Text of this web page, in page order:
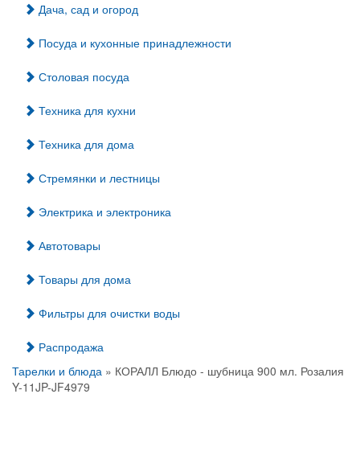
Дача, сад и огород
Посуда и кухонные принадлежности
Столовая посуда
Техника для кухни
Техника для дома
Стремянки и лестницы
Электрика и электроника
Автотовары
Товары для дома
Фильтры для очистки воды
Распродажа
Тарелки и блюда » КОРАЛЛ Блюдо - шубница 900 мл. Розалия
Y-11JP-JF4979